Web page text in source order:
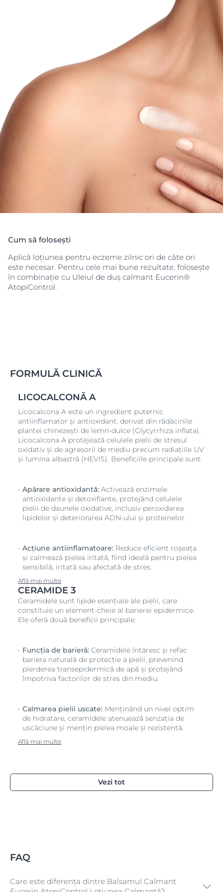
precum Licocalcona A, Ceramide și Omega, care
întăresc bariera pielii, ameliorează uscăciunea,
mâncărimea și contribuie la prelungirea perioadelor
fără episoade acute de dermatită atopică.
Utilizată regulat, loțiunea îmbunătățește vizibil starea
pielii, lăsând-o catifelată și netedă. Fără parfum,
loțiunea poate fi utilizată împreună cu Crema pentru
îngrijire acută AtopiControl în timpul crizelor. S-a
dovedit că aceasta susține un somn mai odihnitor și
îmbunătățește calitatea vieții celor cu dermatită
atopică. Este potrivită pentru adulți, copii și bebeluși
începând cu vârsta de 4 săptămâni.
Cum să folosești
Aplică loțiunea pentru eczeme zilnic ori de câte ori
este necesar. Pentru cele mai bune rezultate, folosește
în combinație cu Uleiul de duș calmant Eucerin®
AtopiControl.
FORMULĂ CLINICĂ
LICOCALCONĂ A
Licocalcona A este un ingredient puternic
antiinflamator și antioxidant, derivat din rădăcinile
plantei chinezești de lemn-dulce (Glycyrrhiza inflata).
Licocalcona A protejează celulele pielii de stresul
oxidativ și de agresorii de mediu precum radiațiile UV
și lumina albastră (HEVIS). Beneficiile principale sunt:
Apărare antioxidantă: Activează enzimele
antioxidante și detoxifiante, protejând celulele
pielii de daunele oxidative, inclusiv peroxidarea
lipidelor și deteriorarea ADN-ului și proteinelor.
Acțiune antiinflamatoare: Reduce eficient roșeața
și calmează pielea iritată, fiind ideală pentru pielea
sensibilă, iritată sau afectată de stres.
Află mai multe
CERAMIDE 3
Ceramidele sunt lipide esențiale ale pielii, care
constituie un element-cheie al barierei epidermice.
Ele oferă două beneficii principale:
Funcția de barieră: Ceramidele întăresc și refac
bariera naturală de protecție a pielii, prevenind
pierderea transepidermică de apă și protejând
împotriva factorilor de stres din mediu.
Calmarea pielii uscate: Menținând un nivel optim
de hidratare, ceramidele atenuează senzația de
uscăciune și mențin pielea moale și rezistentă.
Află mai multe
Vezi tot
FAQ
Care este diferența dintre Balsamul Calmant